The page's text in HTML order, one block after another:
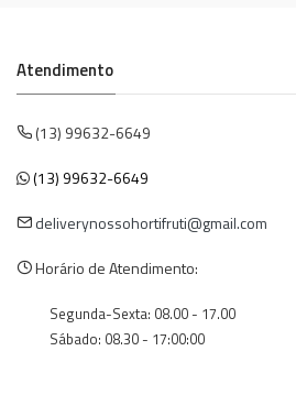
Atendimento
(13) 99632-6649
(13) 99632-6649
deliverynossohortifruti@gmail.com
Horário de Atendimento:
Segunda-Sexta: 08.00 - 17.00
Sábado: 08.30 - 17:00:00